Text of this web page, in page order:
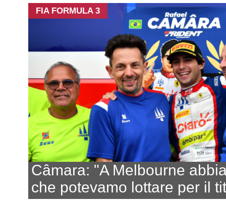
FIA FORMULA 3
Câmara: "A Melbourne
che potevamo lottare per il